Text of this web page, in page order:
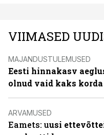
VIIMASED
MAJANDUSTULEMUSED
Eesti hinnakasv
olnud vaid kaks
ARVAMUSED
Eamets: uusi